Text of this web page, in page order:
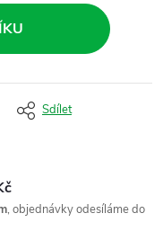
Sdílet
, objednávky odesíláme do